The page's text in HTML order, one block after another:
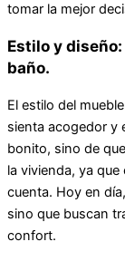
tomar la mejor
Estilo y
baño.
El estilo del
sienta acogedor y
bonito, sino de
la vivienda, ya
cuenta. Hoy en
sino que buscan
confort.